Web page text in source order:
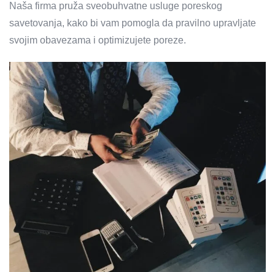
Naša firma pruža sveobuhvatne usluge poreskog
savetovanja, kako bi vam pomogla da pravilno upravljate
svojim obavezama i optimizujete poreze.